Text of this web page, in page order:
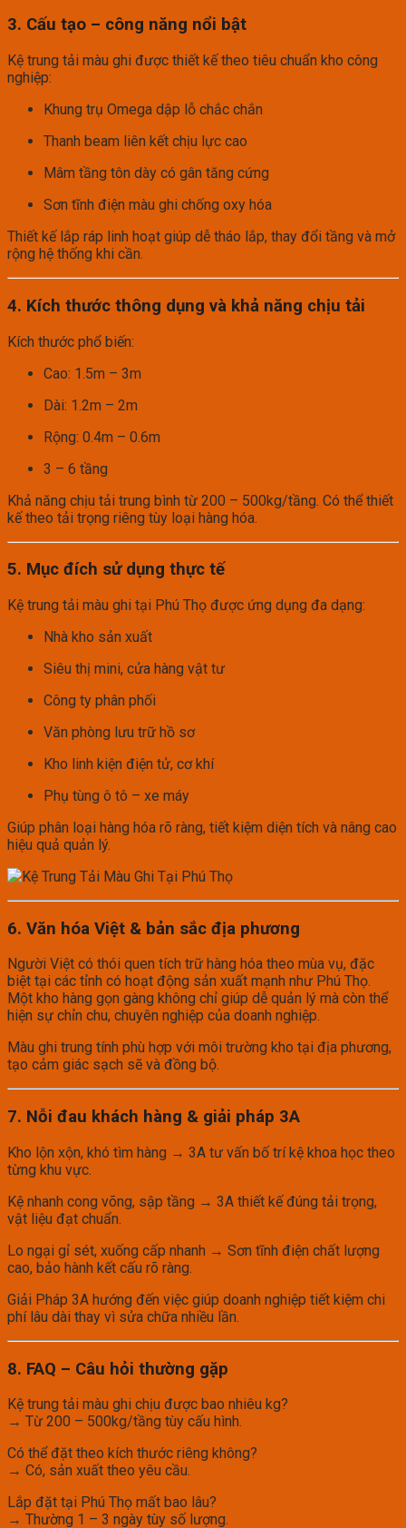
3. Cấu tạo – công năng nổi bật
Kệ trung tải màu ghi được thiết kế theo tiêu chuẩn kho công
nghiệp:
Khung trụ Omega dập lỗ chắc chắn
Thanh beam liên kết chịu lực cao
Mâm tầng tôn dày có gân tăng cứng
Sơn tĩnh điện màu ghi chống oxy hóa
Thiết kế lắp ráp linh hoạt giúp dễ tháo lắp, thay đổi tầng và mở
rộng hệ thống khi cần.
4. Kích thước thông dụng và khả năng chịu tải
Kích thước phổ biến:
Cao: 1.5m – 3m
Dài: 1.2m – 2m
Rộng: 0.4m – 0.6m
3 – 6 tầng
Khả năng chịu tải trung bình từ 200 – 500kg/tầng. Có thể thiết
kế theo tải trọng riêng tùy loại hàng hóa.
5. Mục đích sử dụng thực tế
Kệ trung tải màu ghi tại Phú Thọ được ứng dụng đa dạng:
Nhà kho sản xuất
Siêu thị mini, cửa hàng vật tư
Công ty phân phối
Văn phòng lưu trữ hồ sơ
Kho linh kiện điện tử, cơ khí
Phụ tùng ô tô – xe máy
Giúp phân loại hàng hóa rõ ràng, tiết kiệm diện tích và nâng cao
hiệu quả quản lý.
6. Văn hóa Việt & bản sắc địa phương
Người Việt có thói quen tích trữ hàng hóa theo mùa vụ, đặc
biệt tại các tỉnh có hoạt động sản xuất mạnh như Phú Thọ.
Một kho hàng gọn gàng không chỉ giúp dễ quản lý mà còn thể
hiện sự chỉn chu, chuyên nghiệp của doanh nghiệp.
Màu ghi trung tính phù hợp với môi trường kho tại địa phương,
tạo cảm giác sạch sẽ và đồng bộ.
7. Nỗi đau khách hàng & giải pháp 3A
Kho lộn xộn, khó tìm hàng → 3A tư vấn bố trí kệ khoa học theo
từng khu vực.
Kệ nhanh cong võng, sập tầng → 3A thiết kế đúng tải trọng,
vật liệu đạt chuẩn.
Lo ngại gỉ sét, xuống cấp nhanh → Sơn tĩnh điện chất lượng
cao, bảo hành kết cấu rõ ràng.
Giải Pháp 3A hướng đến việc giúp doanh nghiệp tiết kiệm chi
phí lâu dài thay vì sửa chữa nhiều lần.
8. FAQ – Câu hỏi thường gặp
Kệ trung tải màu ghi chịu được bao nhiêu kg?
→ Từ 200 – 500kg/tầng tùy cấu hình.
Có thể đặt theo kích thước riêng không?
→ Có, sản xuất theo yêu cầu.
Lắp đặt tại Phú Thọ mất bao lâu?
→ Thường 1 – 3 ngày tùy số lượng.